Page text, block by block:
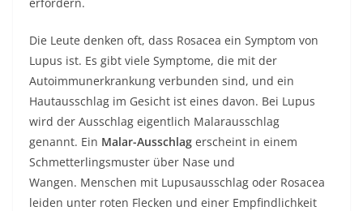
Die Leute denken oft, dass Rosacea ein Symptom von
Lupus ist. Es gibt viele Symptome, die mit der
Autoimmunerkrankung verbunden sind, und ein
Hautausschlag im Gesicht ist eines davon. Bei Lupus
wird der Ausschlag eigentlich Malarausschlag
genannt. Ein Malar-Ausschlag erscheint in einem
Schmetterlingsmuster über Nase und
Wangen. Menschen mit Lupusausschlag oder Rosacea
leiden unter roten Flecken und einer Empfindlichkeit